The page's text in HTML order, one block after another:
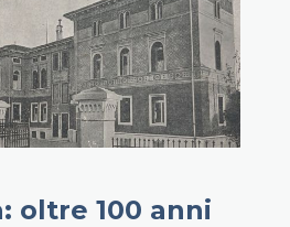
oltre 100 anni